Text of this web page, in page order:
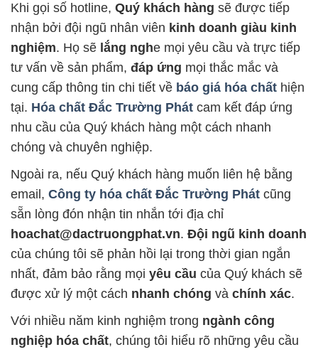
Khi gọi số hotline, Quý khách hàng sẽ được tiếp
nhận bởi đội ngũ nhân viên kinh doanh giàu kinh
nghiệm. Họ sẽ lắng nghe mọi yêu cầu và trực tiếp
tư vấn về sản phẩm, đáp ứng mọi thắc mắc và
cung cấp thông tin chi tiết về báo giá hóa chất hiện
tại. Hóa chất Đắc Trường Phát cam kết đáp ứng
nhu cầu của Quý khách hàng một cách nhanh
chóng và chuyên nghiệp.
Ngoài ra, nếu Quý khách hàng muốn liên hệ bằng
email, Công ty hóa chất Đắc Trường Phát cũng
sẵn lòng đón nhận tin nhắn tới địa chỉ
hoachat@dactruongphat.vn. Đội ngũ kinh doanh
của chúng tôi sẽ phản hồi lại trong thời gian ngắn
nhất, đảm bảo rằng mọi yêu cầu của Quý khách sẽ
được xử lý một cách nhanh chóng và chính xác.
Với nhiều năm kinh nghiệm trong ngành công
nghiệp hóa chất, chúng tôi hiểu rõ những yêu cầu